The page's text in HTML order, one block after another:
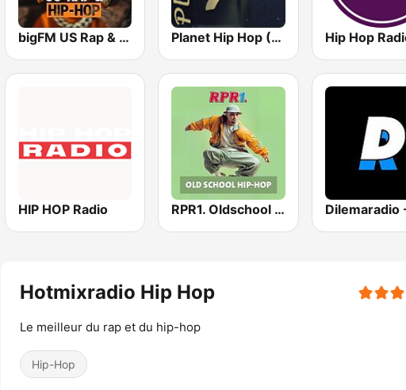
bigFM US Rap & Hip-Hop Planet Hip Hop (MRG.fm) Hip Hop
HIP HOP Radio RPR1. Oldschool Hip-Hop
Hotmixradio Hip Hop
Le meilleur du rap et du hip-hop
Hip-Hop